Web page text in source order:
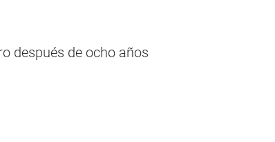
después de ocho años